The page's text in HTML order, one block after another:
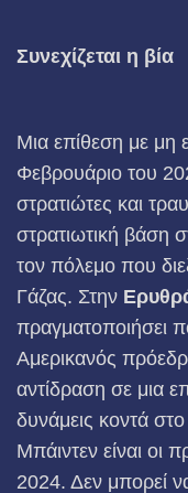
Συνεχίζεται η βία
Μια επίθεση με
Φεβρουάριο του
στρατιώτες και
στρατιωτική βάση
τον πόλεμο που
Γάζας. Στην
πραγματοποιήσει
Αμερικανός
αντίδραση σε μια
δυνάμεις κοντά
Μπάιντεν είναι οι
2024. Δεν μπορεί